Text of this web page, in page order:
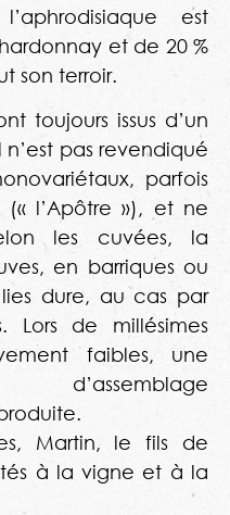
est
et de 20 %
son terroir.
toujours issus d’un
n’est pas revendiqué
parfois
(« l’Apôtre »), et ne
les cuvées, la
en barriques ou
dure, au cas par
de millésimes
faibles, une
Martin, le fils de
à la vigne et à la